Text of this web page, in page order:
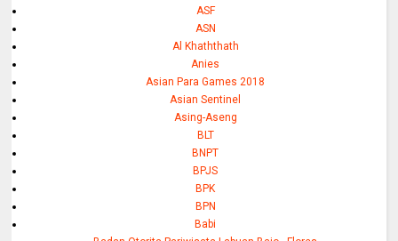
ASF
ASN
Al Khaththath
Anies
Asian Para Games 2018
Asian Sentinel
Asing-Aseng
BLT
BNPT
BPJS
BPK
BPN
Babi